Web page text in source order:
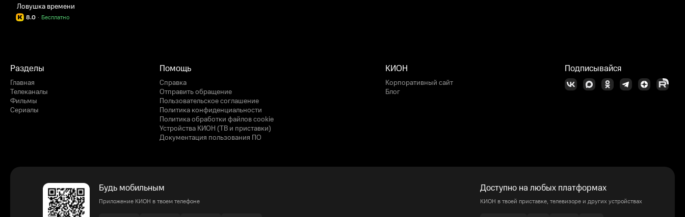
Ловушка времени
8.0 Бесплатно
·
Разделы
Главная
Телеканалы
Фильмы
Сериалы
Помощь
Справка
Отправить обращение
Пользовательское соглашение
Политика конфиденциальности
Политика обработки файлов cookie
Устройства КИОН (ТВ и приставки)
Документация пользования ПО
КИОН
Корпоративный сайт
Блог
Подписывайся
Будь мобильным
Приложение КИОН в твоем телефоне
Доступно на любых платформах
КИОН в твоей приставке, телевизоре и других устройствах